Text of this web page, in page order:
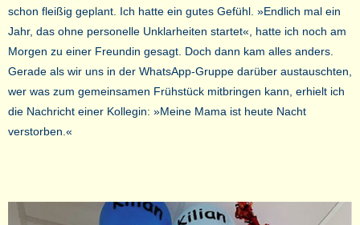
schon fleißig geplant. Ich hatte ein gutes Gefühl. »Endlich mal ein
Jahr, das ohne personelle Unklarheiten startet«, hatte ich noch am
Morgen zu einer Freundin gesagt. Doch dann kam alles anders.
Gerade als wir uns in der WhatsApp-Gruppe darüber austauschten,
wer was zum gemeinsamen Frühstück mitbringen kann, erhielt ich
die Nachricht einer Kollegin: »Meine Mama ist heute Nacht
verstorben.«